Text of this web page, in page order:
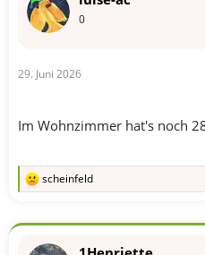
o
:
0
29. Juni 2026
Im Wohnzimmer hat's noch
R
k
scheinfeld